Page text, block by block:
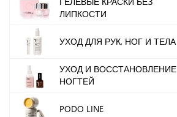
ЛИПКОСТИ
УХОД ДЛЯ РУК, НОГ И ТЕЛА
УХОД И ВОССТАНОВЛЕНИЕ
НОГТЕЙ
PODO LINE